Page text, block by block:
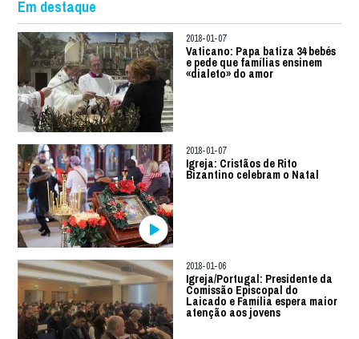
Em destaque
2018-01-07
Vaticano: Papa batiza 34 bebés
e pede que famílias ensinem
«dialeto» do amor
2018-01-07
Igreja: Cristãos de Rito
Bizantino celebram o Natal
2018-01-06
Igreja/Portugal: Presidente da
Comissão Episcopal do
Laicado e Família espera maior
atenção aos jovens